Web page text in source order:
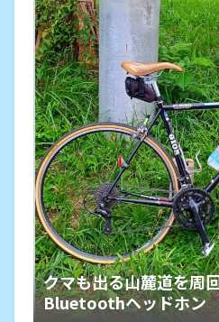
クマも出る山麓道を周
Bluetoothヘッドホン